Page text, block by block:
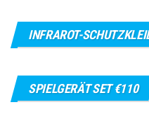
INFRAROT-
SPIELGERÄT SET €110